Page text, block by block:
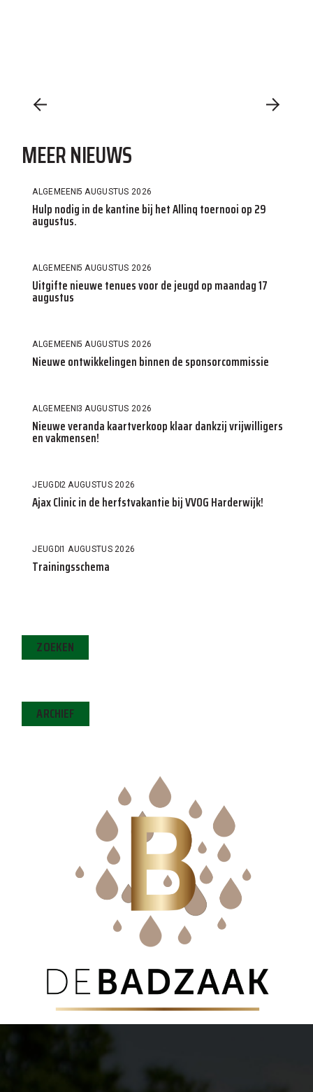
MEER NIEUWS
ALGEMEEN 5 AUGUSTUS 2026
Hulp nodig in de kantine bij het Allinq toernooi op 29
augustus.
ALGEMEEN 5 AUGUSTUS 2026
Uitgifte nieuwe tenues voor de jeugd op maandag 17
augustus
ALGEMEEN 5 AUGUSTUS 2026
Nieuwe ontwikkelingen binnen de sponsorcommissie
ALGEMEEN 3 AUGUSTUS 2026
Nieuwe veranda kaartverkoop klaar dankzij vrijwilligers
en vakmensen!
JEUGD2 AUGUSTUS 2026
Ajax Clinic in de herfstvakantie bij VVOG Harderwijk!
JEUGD 1 AUGUSTUS 2026
Trainingsschema
ZOEKEN
ARCHIEF